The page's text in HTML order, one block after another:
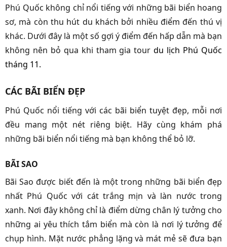
Phú Quốc không chỉ nổi tiếng với những bãi biển hoang
sơ, mà còn thu hút du khách bởi nhiều điểm đến thú vị
khác. Dưới đây là một số gợi ý điểm đến hấp dẫn mà bạn
không nên bỏ qua khi tham gia tourdu lịch Phú Quốc
tháng 11.
CÁC BÃI BIỂN ĐẸP
Phú Quốc nổi tiếng với các bãi biển tuyệt đẹp, mỗi nơi
đều mang một nét riêng biệt. Hãy cùng khám phá
những bãi biển nổi tiếng mà bạn không thể bỏ lỡ.
BÃI SAO
Bãi Sao được biết đến là một trong những bãi biển đẹp
nhất Phú Quốc với cát trắng mịn và làn nước trong
xanh. Nơi đây không chỉ là điểm dừng chân lý tưởng cho
những ai yêu thích tắm biển mà còn là nơi lý tưởng để
chụp hình. Mặt nước phẳng lặng và mát mẻ sẽ đưa bạn